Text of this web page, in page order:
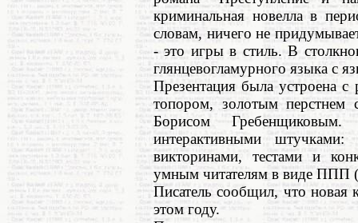
криминальная новелла в
словам, ничего не
- это игры в стиль. В
глянцевогламурного языка с
Презентация была устроена
топором, золотым
Борисом
интерактивными
викторинами, тестами и
умным читателям в виде ППП
Писатель сообщил, что новая
этом году.